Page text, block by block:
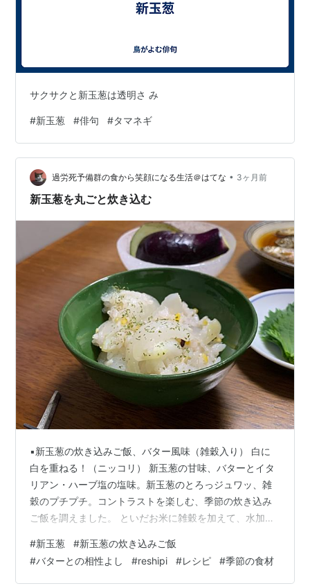
サクサクと新玉葱は透明さ み
#新玉葱 #俳句 #タマネギ
過労死予備群の食から笑顔になる生活＠はてな • 3ヶ月前
新玉葱を丸ごと炊き込む
▪️新玉葱の炊き込みご飯、バター風味（雑穀入り） 白に
白を重ねる！（ニッコリ） 新玉葱の甘味、バターとイタ
リアン・ハーブ塩の塩味。新玉葱のとろっジュワッ、雑
穀のプチプチ。コントラストを楽しむ、季節の炊き込み
ご飯を調えました。 といだお米に雑穀を加えて、水加
丁を入れてから、お米にのっけて、炊飯します。新玉葱
の上に、イタリアン・ハーブ塩をパラパラ。この日は一
#新玉葱 #新玉葱の炊き込みご飯
#バターとの相性よし #reshipi #レシピ #季節の食材